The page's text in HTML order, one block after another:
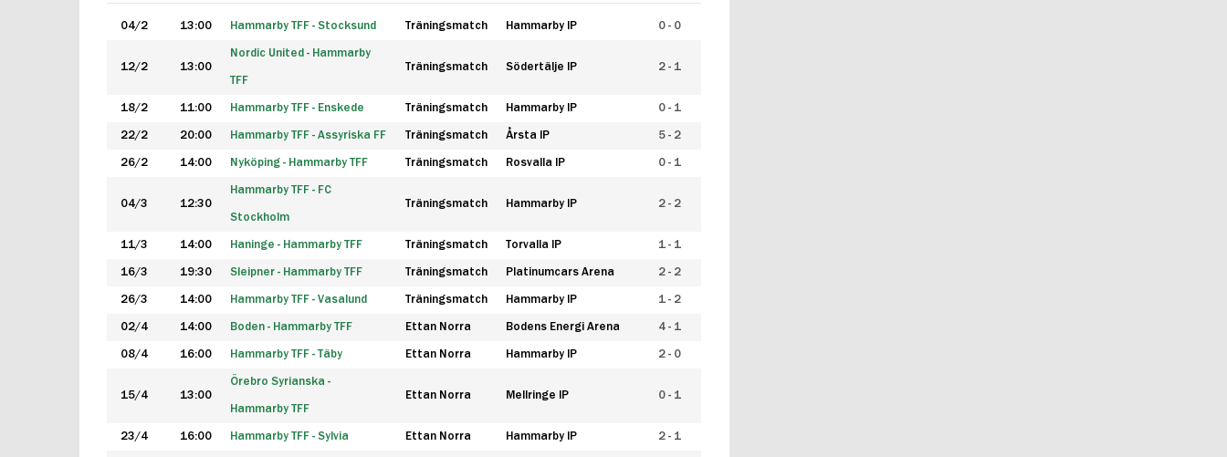
04/2 13:00 Hammarby TFF - Stocksund Träningsmatch Hammarby IP 0 - 0
12/2 13:00
Nordic United - Hammarby
TFF
Träningsmatch Södertälje IP 2 - 1
18/2 11:00 Hammarby TFF - Enskede Träningsmatch Hammarby IP 0 - 1
22/2 20:00 Hammarby TFF - Assyriska FF Träningsmatch Årsta IP 5 - 2
26/2 14:00 Nyköping - Hammarby TFF Träningsmatch Rosvalla IP 0 - 1
04/3 12:30
Hammarby TFF - FC
Stockholm
Träningsmatch Hammarby IP 2 - 2
11/3 14:00 Haninge - Hammarby TFF Träningsmatch Torvalla IP 1 - 1
16/3 19:30 Sleipner - Hammarby TFF Träningsmatch Platinumcars Arena 2 - 2
26/3 14:00 Hammarby TFF - Vasalund Träningsmatch Hammarby IP 1 - 2
02/4 14:00 Boden - Hammarby TFF Ettan Norra Bodens Energi Arena 4 - 1
08/4 16:00 Hammarby TFF - Täby Ettan Norra Hammarby IP 2 - 0
15/4 13:00
Örebro Syrianska -
Hammarby TFF
Ettan Norra Mellringe IP 0 - 1
23/4 16:00 Hammarby TFF - Sylvia Ettan Norra Hammarby IP 2 - 1